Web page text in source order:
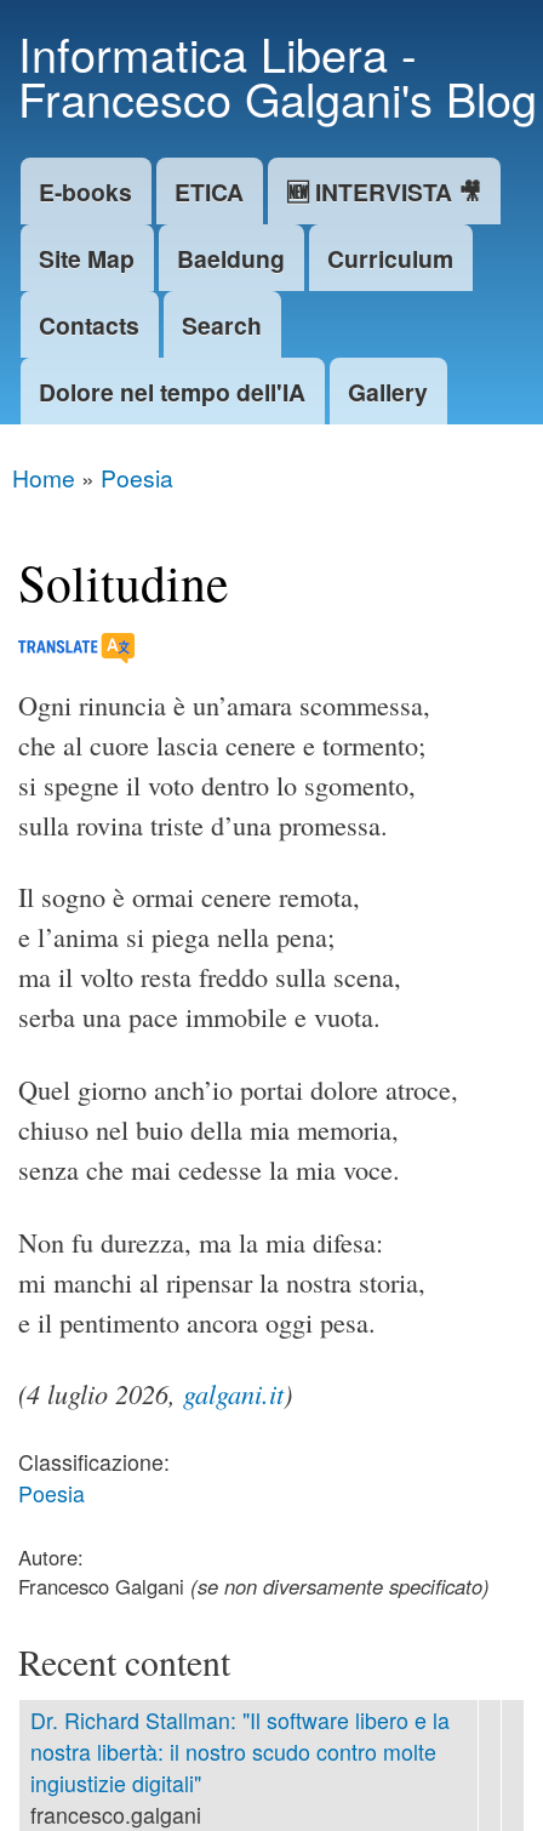
main
content
Informatica Libera -
Francesco Galgani's Blog
Main menu
E-books ETICA
🆕 INTERVISTA 🎥
Site Map
Baeldung
Curriculum
Contacts
Search
Dolore nel tempo dell'IA
Gallery
You are here
Home » Poesia
Solitudine
Ogni rinuncia è un’amara scommessa,
che al cuore lascia cenere e tormento;
si spegne il voto dentro lo sgomento,
sulla rovina triste d’una promessa.
Il sogno è ormai cenere remota,
e l’anima si piega nella pena;
ma il volto resta freddo sulla scena,
serba una pace immobile e vuota.
Quel giorno anch’io portai dolore atroce,
chiuso nel buio della mia memoria,
senza che mai cedesse la mia voce.
Non fu durezza, ma la mia difesa:
mi manchi al ripensar la nostra storia,
e il pentimento ancora oggi pesa.
(4 luglio 2026, galgani.it)
Classificazione:
Poesia
Autore:
Francesco Galgani (se non diversamente specificato)
Recent content
Dr. Richard Stallman: "Il software libero e la
nostra libertà: il nostro scudo contro molte
ingiustizie digitali"
francesco.galgani